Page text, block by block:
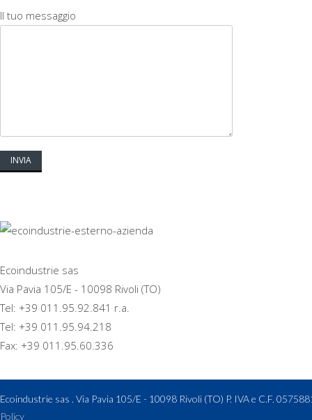
Il tuo messaggio
Ecoindustrie sas
Via Pavia 105/E - 10098 Rivoli (TO)
Tel: +39 011.95.92.841 r.a.
Tel: +39 011.95.94.218
Fax: +39 011.95.60.336
Ecoindustrie sas . Via Pavia 105/E - 10098 Rivoli (TO) P. IVA e C.F.
Policy